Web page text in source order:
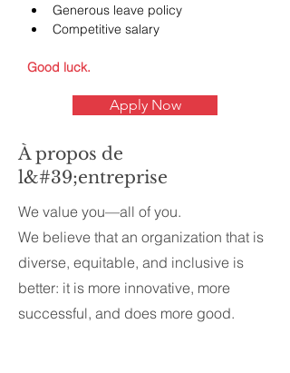
Generous leave policy
Competitive salary
Good luck.
Apply Now
À propos de
l&#39;entreprise
We value you—all of you.
We believe that an organization that is
diverse, equitable, and inclusive is
better: it is more innovative, more
successful, and does more good.